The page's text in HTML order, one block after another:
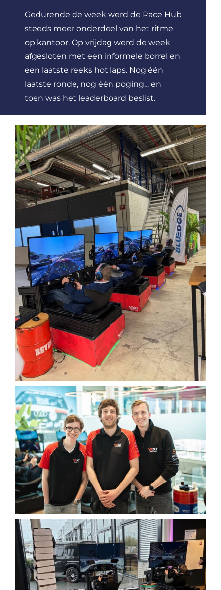
Gedurende de week werd de Race Hub
steeds meer onderdeel van het ritme
op kantoor. Op vrijdag werd de week
afgesloten met een informele borrel en
een laatste reeks hot laps. Nog één
laatste ronde, nog één poging… en
toen was het leaderboard beslist.